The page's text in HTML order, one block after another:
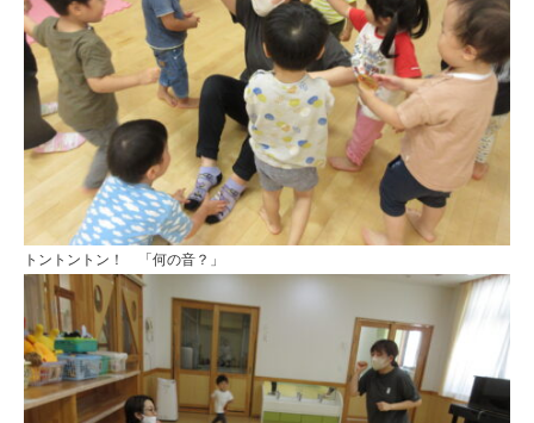
トントントン！ 「何の音？」